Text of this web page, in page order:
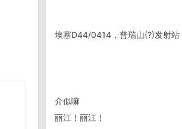
埃塞D44/0414，普瑞山(?)发射站
介似嘛
丽江！丽江！